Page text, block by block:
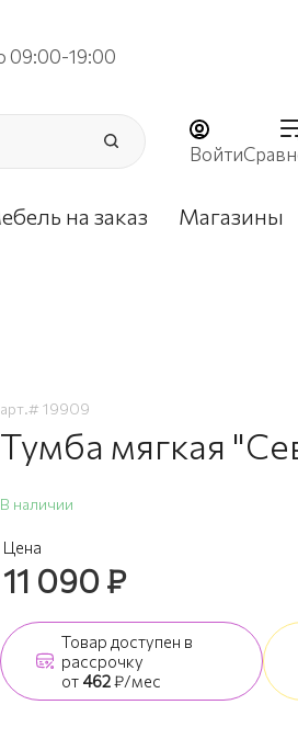
09:00-19:00
Войти
на заказ Магазины
арт.# 19909
Тумба мягкая
В наличии
Цена
11 090₽
Товар доступен в
рассрочку
от 462₽/мес